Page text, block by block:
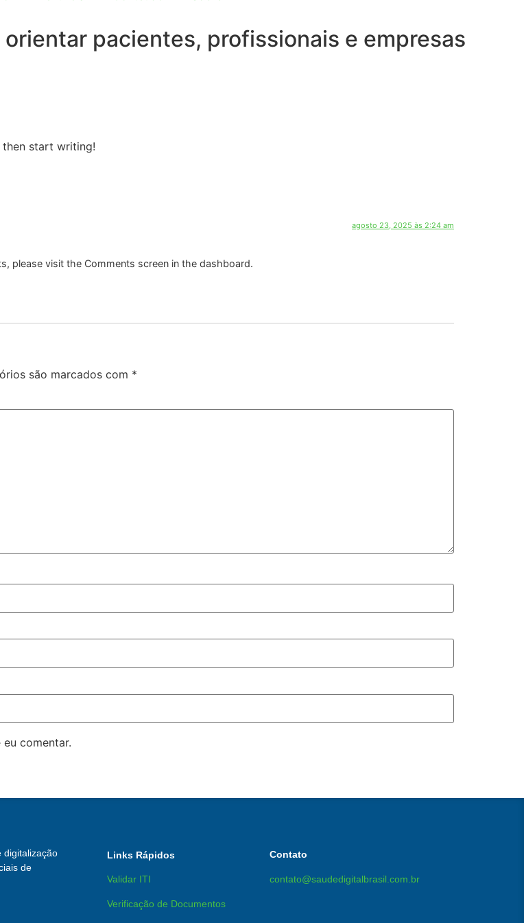
pacientes, profissionais e empresas
then start writing!
agosto 23, 2025 às 2:24 am
please visit the Comments screen in the dashboard.
são marcados com *
comentar.
digitalização
de
Links Rápidos
Validar ITI
Verificação de Documentos
Contato
contato@saudedigitalbrasil.com.br